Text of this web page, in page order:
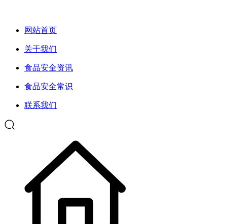
网站首页
关于我们
食品安全资讯
食品安全常识
联系我们